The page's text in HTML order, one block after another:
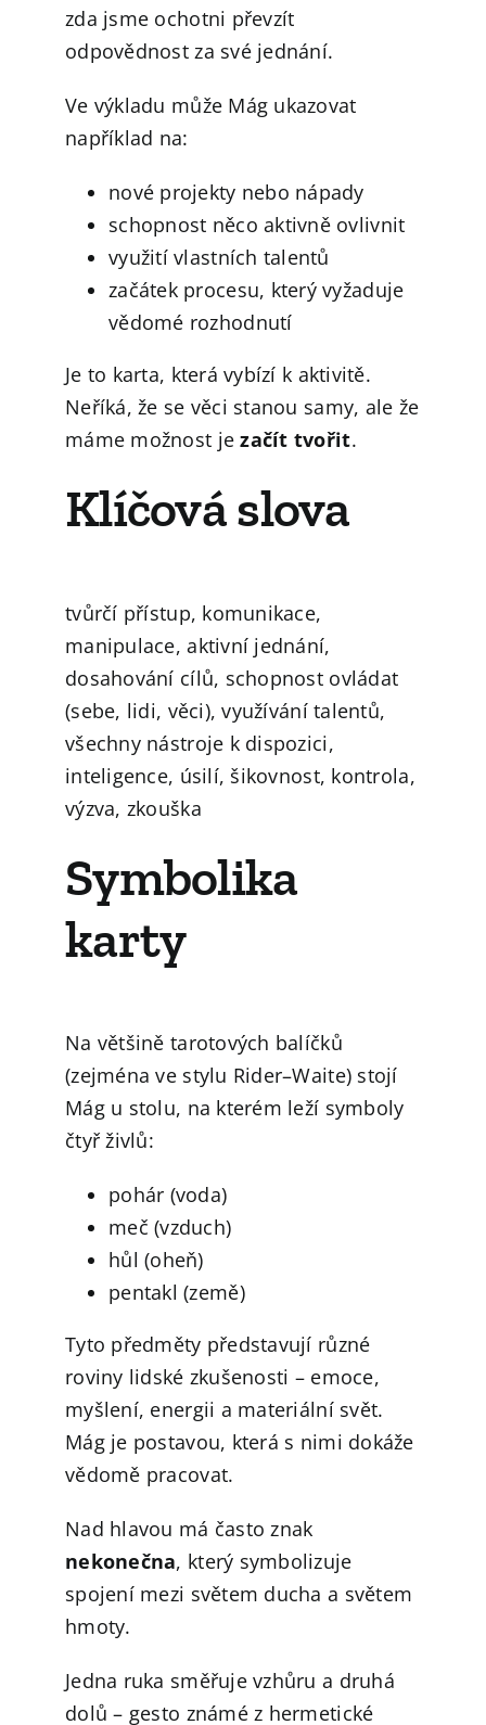
zda jsme ochotni převzít
odpovědnost za své jednání.
Ve výkladu může Mág ukazovat
například na:
nové projekty nebo nápady
schopnost něco aktivně ovlivnit
využití vlastních talentů
začátek procesu, který vyžaduje
vědomé rozhodnutí
Je to karta, která vybízí k aktivitě.
Neříká, že se věci stanou samy, ale že
máme možnost jezačít tvořit.
Klíčová slova
tvůrčí přístup, komunikace,
manipulace, aktivní jednání,
dosahování cílů, schopnost ovládat
(sebe, lidi, věci), využívání talentů,
všechny nástroje k dispozici,
inteligence, úsilí, šikovnost, kontrola,
výzva, zkouška
Symbolika
karty
Na většině tarotových balíčků
(zejména ve stylu Rider–Waite) stojí
Mág u stolu, na kterém leží symboly
čtyř živlů:
pohár (voda)
meč (vzduch)
hůl (oheň)
pentakl (země)
Tyto předměty představují různé
roviny lidské zkušenosti – emoce,
myšlení, energii a materiální svět.
Mág je postavou, která s nimi dokáže
vědomě pracovat.
Nad hlavou má často znak
nekonečna, který symbolizuje
spojení mezi světem ducha a světem
hmoty.
Jedna ruka směřuje vzhůru a druhá
dolů – gesto známé z hermetické